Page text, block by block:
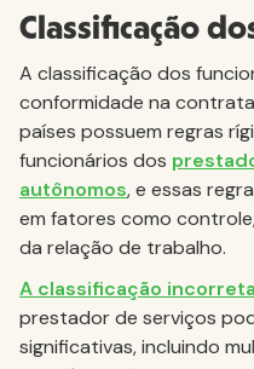
Classificação
A classificação dos
conformidade na
países possuem regras
funcionários dos
autônomos, e essas
em fatores como
da relação de trabalho.
A classificação
prestador de serviços
significativas, incluindo